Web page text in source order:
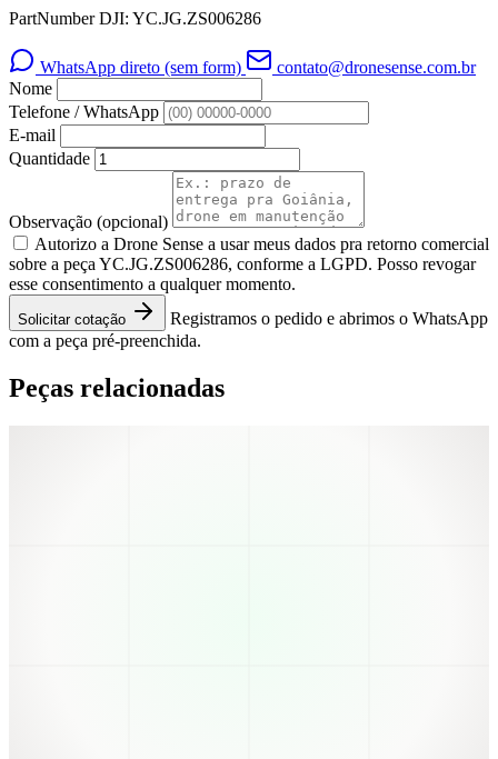
PartNumber DJI: YC.JG.ZS006286
WhatsApp direto (sem form)
contato@dronesense.com.br
Nome
Telefone / WhatsApp
E-mail
Quantidade
Observação (opcional)
Autorizo a Drone Sense a usar meus dados pra retorno comercial
sobre a peça YC.JG.ZS006286, conforme a LGPD. Posso revogar
esse consentimento a qualquer momento.
Solicitar cotação
Registramos o pedido e abrimos o WhatsApp
com a peça pré-preenchida.
Peças relacionadas